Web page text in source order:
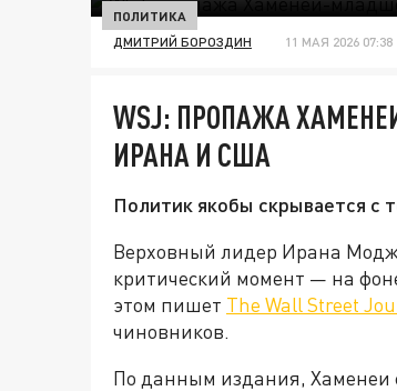
ПОЛИТИКА
ДМИТРИЙ БОРОЗДИН 11 МАЯ 2026 07:38
WSJ: ПРОПАЖА
ИРАНА И США
Политик якобы скрывается с
Верховный лидер Ирана
критический момент — на
этом пишет The Wall Street
чиновников.
По данным издания, Хаменеи